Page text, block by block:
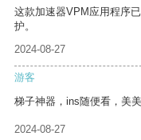
这款加速器VPM应用程序
护。
2024-08-27
游客
梯子神器，ins随便看，美美
2024-08-27